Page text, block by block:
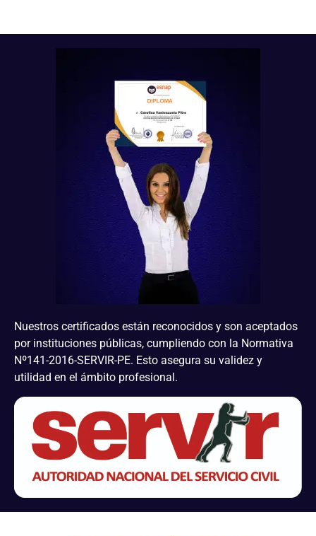
Nuestros certificados están reconocidos y son aceptados
por instituciones públicas, cumpliendo con la Normativa
Nº141-2016-SERVIR-PE. Esto asegura su validez y
utilidad en el ámbito profesional.